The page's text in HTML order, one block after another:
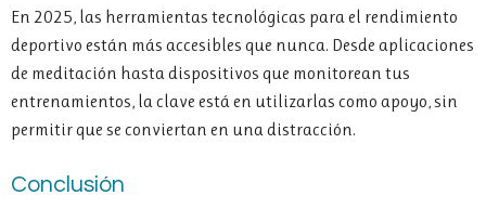
En 2025, las herramientas tecnológicas para el rendimiento
deportivo están más accesibles que nunca. Desde aplicaciones
de meditación hasta dispositivos que monitorean tus
entrenamientos, la clave está en utilizarlas como apoyo, sin
permitir que se conviertan en una distracción.
Conclusión